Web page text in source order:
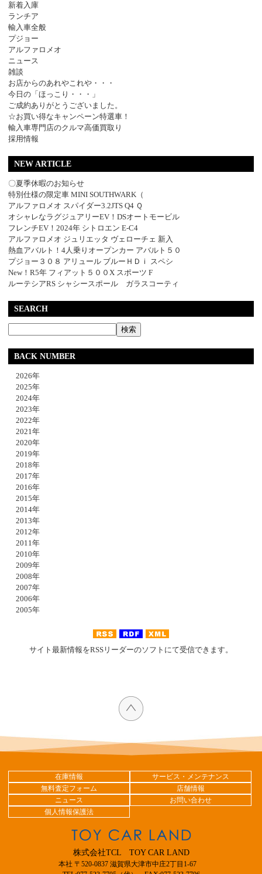
新着入庫
ランチア
輸入車全般
プジョー
アルファロメオ
ニュース
雑談
お店からのあれやこれや・・・
今日の「ほっこり・・・」
ご成約ありがとうございました。
☆お買い得なキャンペーン特選車！
輸入車専門店のクルマ高価買取り
採用情報
NEW ARTICLE
〇夏季休暇のお知らせ
特別仕様の限定車 MINI SOUTHWARK（
アルファロメオ スパイダー3.2JTS Q4 Ｑ
オシャレなラグジュアリーEV！DSオートモービル
フレンチEV！2024年 シトロエン E-C4
アルファロメオ ジュリエッタ ヴェローチェ 新入
熱血アバルト！4人乗りオープンカー アバルト５０
プジョー３０８ アリュール ブルーＨＤｉ スペシ
New！R5年 フィアット５００X スポーツ F
ルーテシアRS シャシースポール ガラスコーティ
SEARCH
BACK NUMBER
2026年
2025年
2024年
2023年
2022年
2021年
2020年
2019年
2018年
2017年
2016年
2015年
2014年
2013年
2012年
2011年
2010年
2009年
2008年
2007年
2006年
2005年
サイト最新情報をRSSリーダーのソフトにて受信できます。
在庫情報
サービス・メンテナンス
無料査定フォーム
店舗情報
ニュース
お問い合わせ
個人情報保護法
株式会社TCL TOY CAR LAND
本社 〒520-0837 滋賀県大津市中庄2丁目1-67